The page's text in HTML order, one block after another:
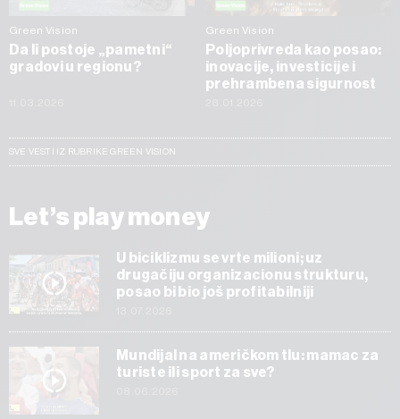
Green Vision
Da li postoje „pametni“
gradovi u regionu?
Green Vision
Poljoprivreda kao posao:
inovacije, investicije i
prehrambena sigurnost
SVE VESTI IZ RUBRIKE GREEN VISION
Let’s play money
U biciklizmu se vrte milioni; uz
drugačiju organizacionu strukturu,
posao bi bio još profitabilniji
Mundijal na američkom tlu: mamac za
turiste ili sport za sve?